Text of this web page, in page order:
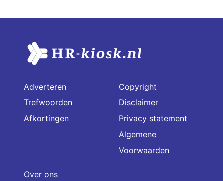
Adverteren
Trefwoorden
Afkortingen
Copyright
Disclaimer
Privacy statement
Algemene
Voorwaarden
Over ons